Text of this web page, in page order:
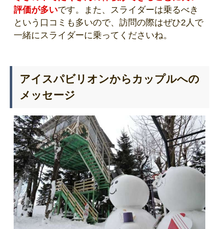
評価が多いです。また、スライダーは乗るべき
という口コミも多いので、訪問の際はぜひ2人で
一緒にスライダーに乗ってくださいね。
アイスパビリオンからカップルへの
メッセージ